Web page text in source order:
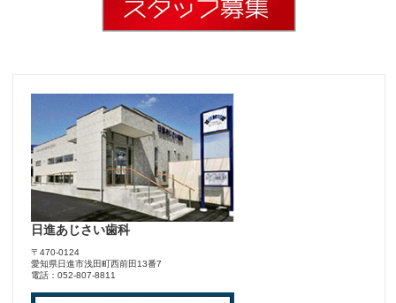
日進あじさい歯科
〒470-0124
愛知県日進市浅田町西前田13番7
電話：052-807-8811